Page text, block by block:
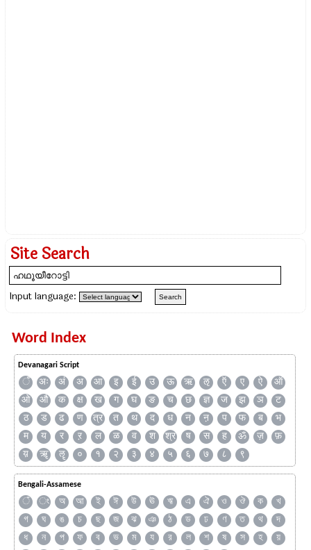
Site Search
Input language:
Word Index
Devanagari Script
ँ अः अं अ आ इ ई उ ऊ ऋ ऌ ऍ ए ऐ
ऑ
ओ
औ क क्ष ख ग घ ङ च छ ज्ञ ज झ ञ
ट
ठ
ड ढ ण त्र त थ द ध न ऩ प फ ब
भ
म
य र ऱ ल ळ व श श्र ष स ह ॐ ज़
फ़
य़
ॠ ॡ ० १ २ ३ ४ ५ ६ ७ ८ ९
Bengali-Assamese
ঁ ং অ আ ই ঈ উ ঊ ঋ এ ঐ ও ঔ ক
খ
গ
ঘ ঙ চ ছ জ ঝ ঞ ঠ ড ঢ ণ ত থ
দ
ধ
ন প ফ ব ভ ম য র ল শ ষ স হ
য়